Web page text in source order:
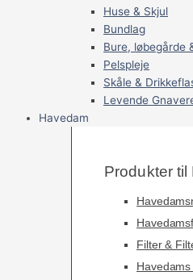
Huse & Skjul
Bundlag
Bure, løbegårde
Pelspleje
Skåle &
Levende
Havedam
Produkter til
Filter &